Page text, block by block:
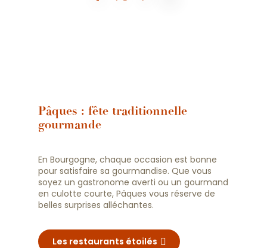
Pâques : fête traditionnelle
gourmande
En Bourgogne, chaque occasion est bonne
pour satisfaire sa gourmandise. Que vous
soyez un gastronome averti ou un gourmand
en culotte courte, Pâques vous réserve de
belles surprises alléchantes.
Les restaurants étoilés